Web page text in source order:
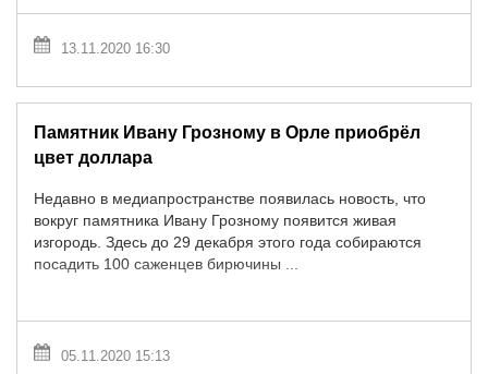
13.11.2020 16:30
Памятник Ивану Грозному в Орле приобрёл
цвет доллара
Недавно в медиапространстве появилась новость, что
вокруг памятника Ивану Грозному появится живая
изгородь. Здесь до 29 декабря этого года собираются
посадить 100 саженцев бирючины ...
05.11.2020 15:13